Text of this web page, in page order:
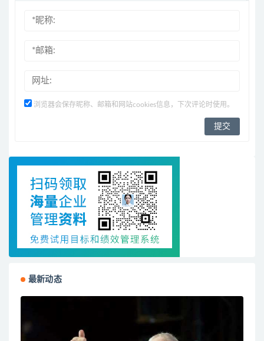
浏览器会保存昵称、邮箱和网站cookies信息，下次评论时使用。
最新动态